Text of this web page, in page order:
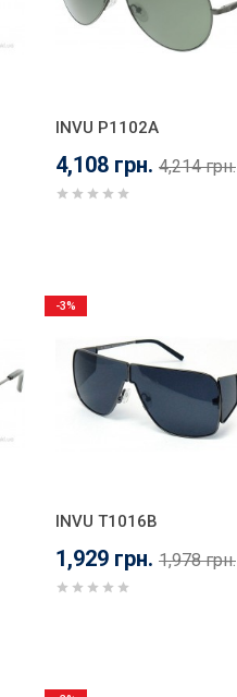
INVU P1102A
4,108 грн. 4,214 грн.
INVU T1016B
1,929 грн. 1,978 грн.
-3%